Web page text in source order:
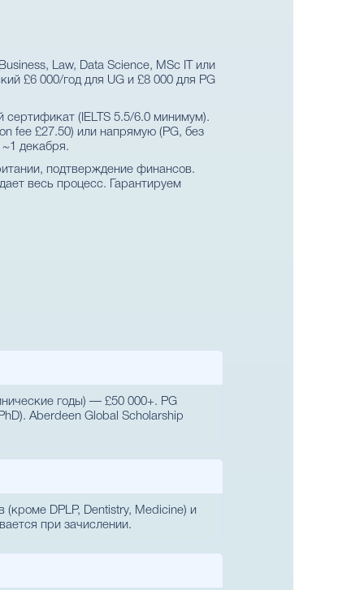
Law, Data Science, MSc IT или
£6 000/год для UG и £8 000 для PG
сертификат (IELTS 5.5/6.0 минимум).
fee £27.50) или напрямую (PG, без
декабря.
подтверждение финансов.
весь процесс. Гарантируем
годы) — £50 000+. PG
Aberdeen Global Scholarship
(кроме DPLP, Dentistry, Medicine) и
при зачислении.